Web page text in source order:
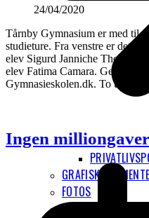
GRAFISKE
FOTOS
INTERNATIONALT
24/04/2020
Tårnby Gymnasium er med til
studieture. Fra venstre er det
elev Sigurd Janniche
elev Fatima Camara. Gengives
Gymnasieskolen.dk. To ud af
Ingen